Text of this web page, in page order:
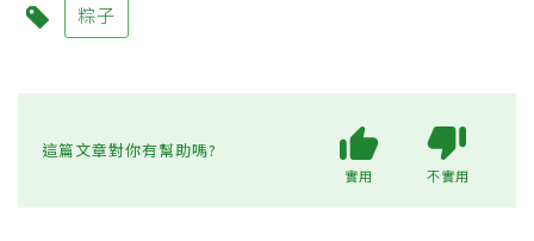
粽子
這篇文章對你有幫助嗎?
實用 不實用